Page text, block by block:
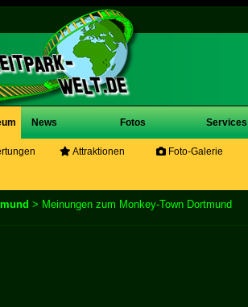
News Fotos Services
Attraktionen Foto-Galerie
> Meinungen zum Monkey-Town Dortmund